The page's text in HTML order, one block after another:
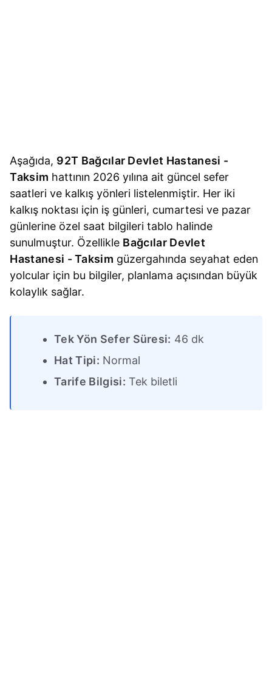
Aşağıda, 92T Bağcılar Devlet Hastanesi -
Taksim hattının 2026 yılına ait güncel sefer
saatleri ve kalkış yönleri listelenmiştir. Her iki
kalkış noktası için iş günleri, cumartesi ve pazar
günlerine özel saat bilgileri tablo halinde
sunulmuştur. Özellikle Bağcılar Devlet
Hastanesi - Taksim güzergahında seyahat eden
yolcular için bu bilgiler, planlama açısından büyük
kolaylık sağlar.
Tek Yön Sefer Süresi: 46 dk
Hat Tipi: Normal
Tarife Bilgisi: Tek biletli